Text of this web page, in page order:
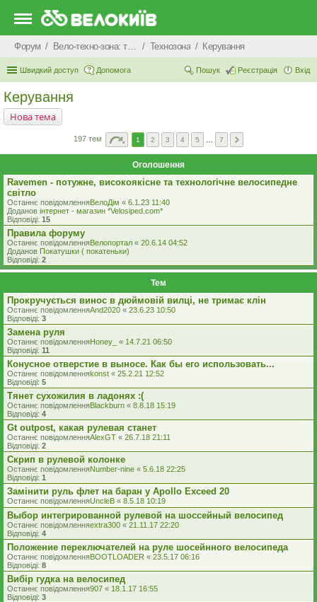
Форум Вело-техно-зона: технічні питання та консультації Технозона Керування
Швидкий доступ Допомога Вхід
Реєстрація
Пошук
Керування
Нова тема
197 тем 1 2 3 4 5 7
Оголошення
Ravemen - потужне, високоякісне та технологічне велосипедне
світло
Останнє повідомленняВелоДім « 6.1.23 11:40
Доданов iнтернет - магазин *Velosiped.com*
Відповіді: 15
Правила форуму
Останнє повідомленняВелопортал « 20.6.14 04:52
Доданов Покатушки ( покатеньки)
Відповіді: 2
Тем
Прокручується винос в дюймовій вилці, не тримає клін
Останнє повідомленняAnd2020 « 23.6.23 10:50
Відповіді: 3
Замена руля
Останнє повідомленняHoney_ « 14.7.21 06:50
Відповіді: 11
Конусное отверстие в выносе. Как бы его использовать...
Останнє повідомленняkonst « 25.2.21 12:52
Відповіді: 5
Тянет сухожилия в ладонях :(
Останнє повідомленняBlackburn « 8.8.18 15:19
Відповіді: 4
Gt outpost, какая рулевая станет
Останнє повідомленняAlexGT « 26.7.18 21:11
Відповіді: 2
Скрип в рулевой колонке
Останнє повідомленняNumber-nine « 5.6.18 22:25
Відповіді: 1
Замінити руль флет на баран у Apollo Exceed 20
Останнє повідомленняUncleB « 8.5.18 10:19
Выбор интегрированной рулевой на шоссейный велосипед
Останнє повідомленняextra300 « 21.11.17 22:20
Відповіді: 4
Положение переключателей на руле шосейнного велосипеда
Останнє повідомленняBOOTLOADER « 23.5.17 06:16
Відповіді: 8
Вибір гудка на велосипед
Останнє повідомлення907 « 18.1.17 16:55
Відповіді: 3